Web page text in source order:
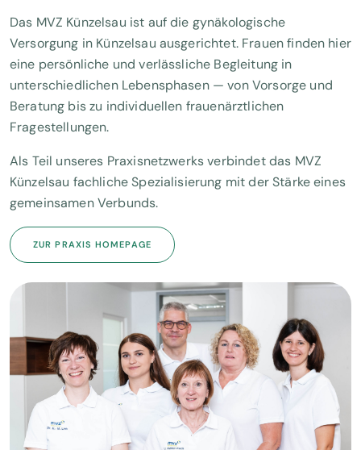
Das MVZ Künzelsau ist auf die gynäkologische
Versorgung in Künzelsau ausgerichtet. Frauen finden hier
eine persönliche und verlässliche Begleitung in
unterschiedlichen Lebensphasen — von Vorsorge und
Beratung bis zu individuellen frauenärztlichen
Fragestellungen.
Als Teil unseres Praxisnetzwerks verbindet das MVZ
Künzelsau fachliche Spezialisierung mit der Stärke eines
gemeinsamen Verbunds.
ZUR PRAXIS HOMEPAGE